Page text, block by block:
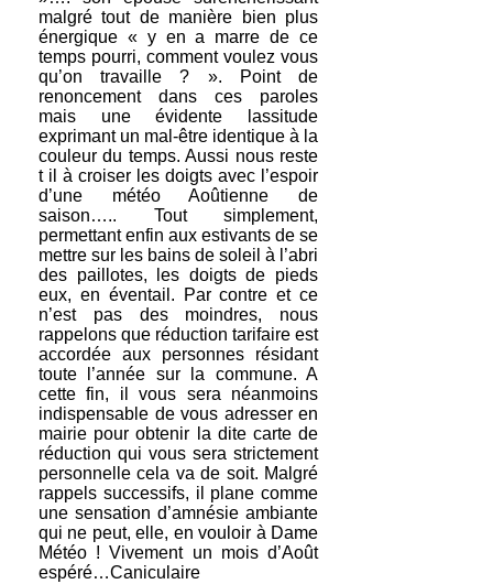
malgré tout de manière bien plus
énergique « y en a marre de ce
temps pourri, comment voulez vous
qu’on travaille ? ». Point de
renoncement dans ces paroles
mais une évidente lassitude
exprimant un mal-être identique à la
couleur du temps. Aussi nous reste
t il à croiser les doigts avec l’espoir
d’une météo Aoûtienne de
saison….. Tout simplement,
permettant enfin aux estivants de se
mettre sur les bains de soleil à l’abri
des paillotes, les doigts de pieds
eux, en éventail. Par contre et ce
n’est pas des moindres, nous
rappelons que réduction tarifaire est
accordée aux personnes résidant
toute l’année sur la commune. A
cette fin, il vous sera néanmoins
indispensable de vous adresser en
mairie pour obtenir la dite carte de
réduction qui vous sera strictement
personnelle cela va de soit. Malgré
rappels successifs, il plane comme
une sensation d’amnésie ambiante
qui ne peut, elle, en vouloir à Dame
Météo ! Vivement un mois d’Août
espéré…Caniculaire